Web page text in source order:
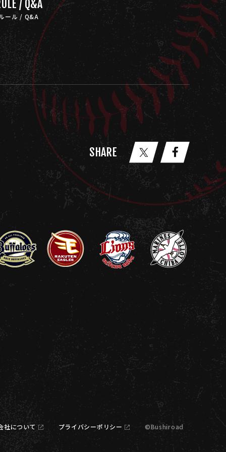
/ Q&A
ール / Q&A
SHARE
社について プライバシーポリシー ©Bushiroad